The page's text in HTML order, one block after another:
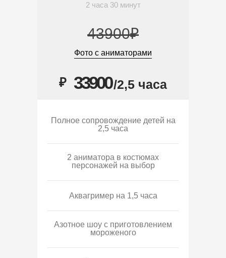
2 часа 30 минут
43900₽
Фото с аниматорами
₽ 33900/2,5 часа
Полное сопровождение детей на
2,5 часа
2 аниматора в костюмах
персонажей на выбор
Аквагример на 1,5 часа
Азотное шоу с приготовлением
мороженого